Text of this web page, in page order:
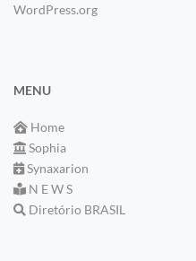
WordPress.org
MENU
Home
Sophia
Synaxarion
N E W S
Diretório BRASIL